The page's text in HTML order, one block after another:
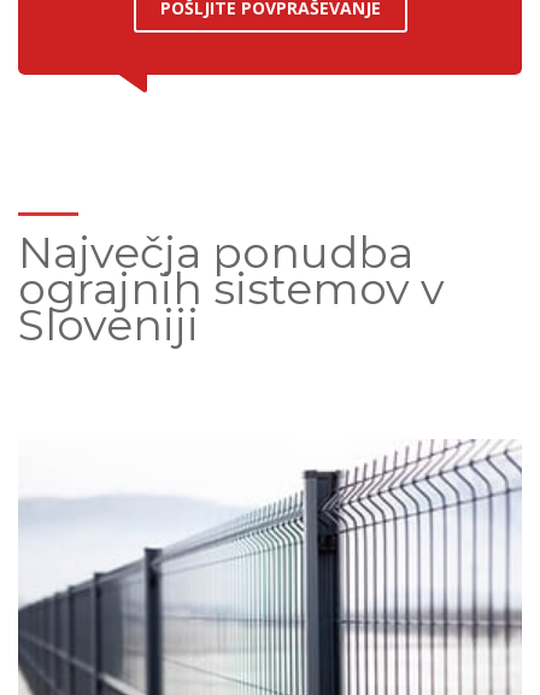
POŠLJITE POVPRAŠEVANJE
Največja ponudba
ograjnih sistemov v
Sloveniji